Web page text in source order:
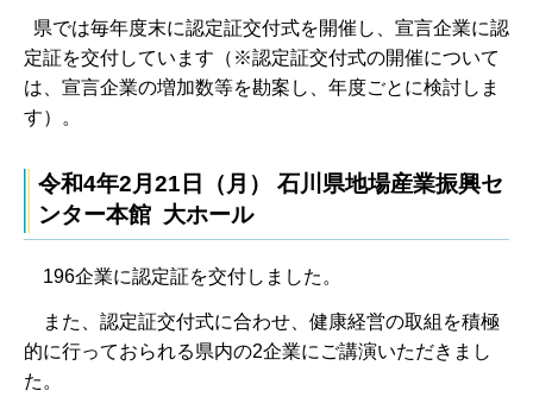
県では毎年度末に認定証交付式を開催し、宣言企業に認
定証を交付しています（※認定証交付式の開催について
は、宣言企業の増加数等を勘案し、年度ごとに検討しま
す）。
令和4年2月21日（月） 石川県地場産業振興セ
ンター本館 大ホール
196企業に認定証を交付しました。
また、認定証交付式に合わせ、健康経営の取組を積極
的に行っておられる県内の2企業にご講演いただきまし
た。